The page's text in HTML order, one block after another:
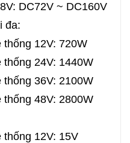
~ DC160V
đa:
720W
1440W
2100W
2800W
15V